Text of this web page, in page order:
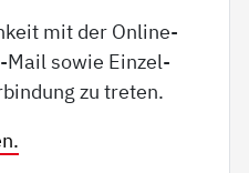
mit der Online-
Mail sowie Einzel-
zu treten.